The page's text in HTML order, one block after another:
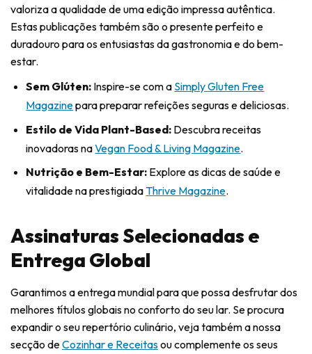
valoriza a qualidade de uma edição impressa autêntica.
Estas publicações também são o presente perfeito e
duradouro para os entusiastas da gastronomia e do bem-
estar.
Sem Glúten: Inspire-se com a Simply Gluten Free
Magazinepara preparar refeições seguras e deliciosas.
Estilo de Vida Plant-Based: Descubra receitas
inovadoras naVegan Food & Living Magazine.
Nutrição e Bem-Estar: Explore as dicas de saúde e
vitalidade na prestigiadaThrive Magazine.
Assinaturas Selecionadas e
Entrega Global
Garantimos a entrega mundial para que possa desfrutar dos
melhores títulos globais no conforto do seu lar. Se procura
expandir o seu repertório culinário, veja também a nossa
secção deCozinhar e Receitasou complemente os seus